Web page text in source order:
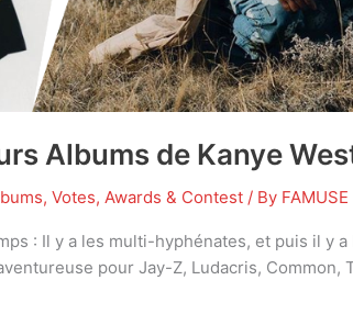
Albums de Kanye
, Votes, Awards & Contest / By
: Il y a les multi-hyphénates, et puis il y
pour Jay-Z, Ludacris, Common,